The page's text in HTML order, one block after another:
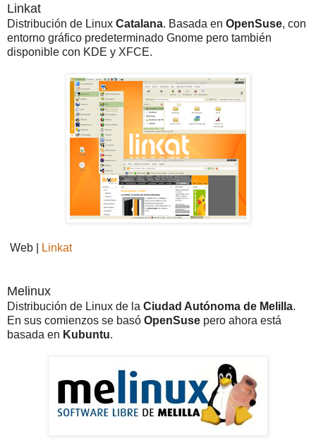
Linkat
Distribución de Linux Catalana. Basada en OpenSuse, con
entorno gráfico predeterminado Gnome pero también
disponible con KDE y XFCE.
Web | Linkat
Melinux
Distribución de Linux de la Ciudad Autónoma de Melilla.
En sus comienzos se basó OpenSuse pero ahora está
basada en Kubuntu.